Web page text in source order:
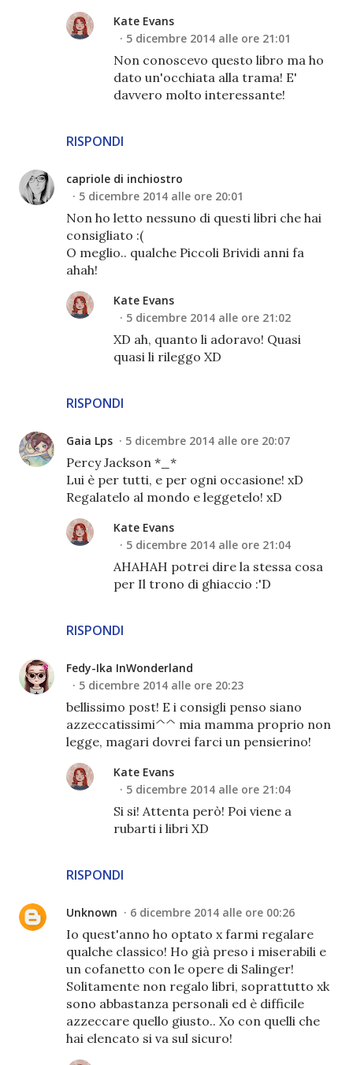
RISPONDI
Kate Evans
5 dicembre 2014 alle ore 21:01
Non conoscevo questo libro ma ho
dato un'occhiata alla trama! E'
davvero molto interessante!
capriole di inchiostro
5 dicembre 2014 alle ore 20:01
Non ho letto nessuno di questi libri che hai
consigliato :(
O meglio.. qualche Piccoli Brividi anni fa
ahah!
RISPONDI
Kate Evans
5 dicembre 2014 alle ore 21:02
XD ah, quanto li adoravo! Quasi
quasi li rileggo XD
Gaia Lps 5 dicembre 2014 alle ore 20:07
Percy Jackson *_*
Lui è per tutti, e per ogni occasione! xD
Regalatelo al mondo e leggetelo! xD
RISPONDI
Kate Evans
5 dicembre 2014 alle ore 21:04
AHAHAH potrei dire la stessa cosa
per Il trono di ghiaccio :'D
Fedy-Ika InWonderland
5 dicembre 2014 alle ore 20:23
bellissimo post! E i consigli penso siano
azzeccatissimi^^ mia mamma proprio non
legge, magari dovrei farci un pensierino!
RISPONDI
Kate Evans
5 dicembre 2014 alle ore 21:04
Si si! Attenta però! Poi viene a
rubarti i libri XD
Unknown 6 dicembre 2014 alle ore 00:26
Io quest'anno ho optato x farmi regalare
qualche classico! Ho già preso i miserabili e
un cofanetto con le opere di Salinger!
Solitamente non regalo libri, soprattutto xk
sono abbastanza personali ed è difficile
azzeccare quello giusto.. Xo con quelli che
hai elencato si va sul sicuro!